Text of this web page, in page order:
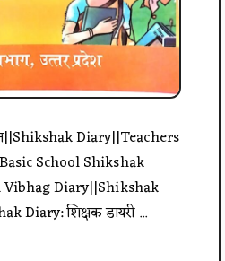
Diary||Teachers
School Shikshak
Diary||Shikshak
Diary: शिक्षक डायरी ...